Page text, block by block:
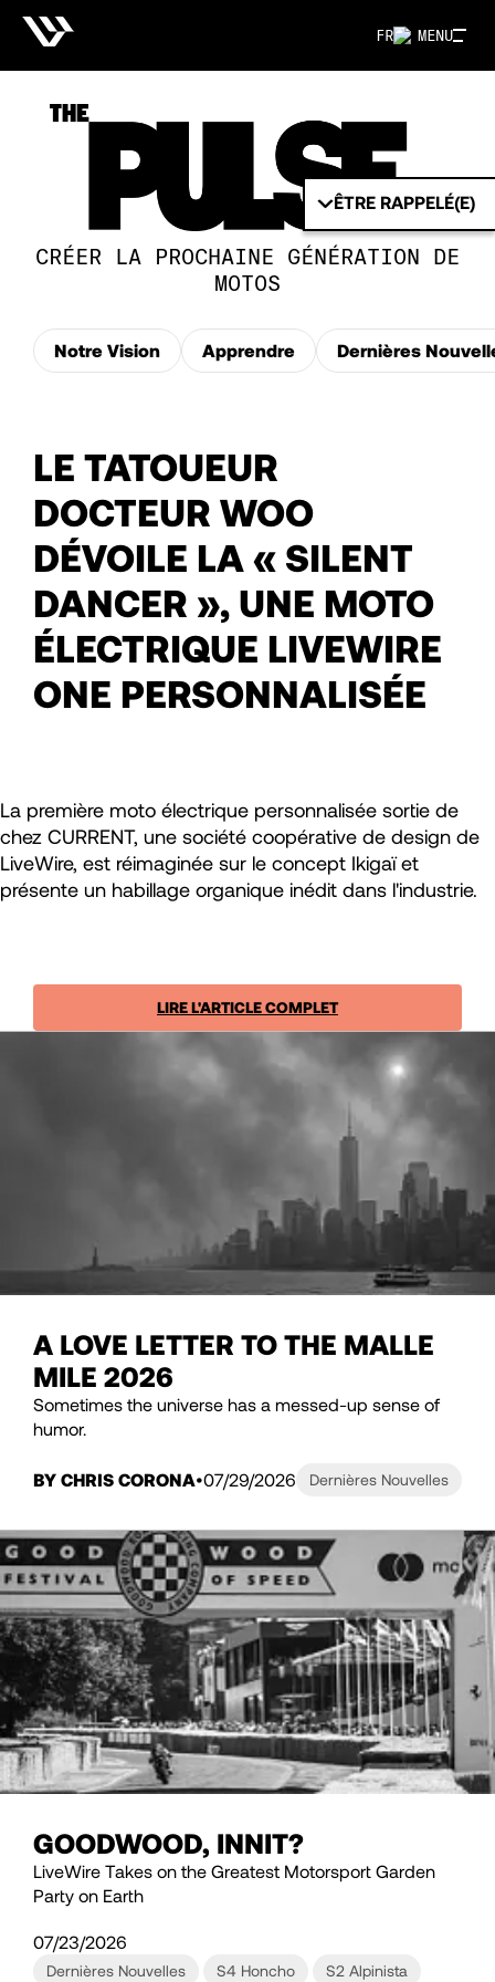
MENU
FR
ÊTRE RAPPELÉ(E)
CRÉER LA PROCHAINE GÉNÉRATION DE
MOTOS
Notre Vision Apprendre Dernières
LE TATOUEUR
DOCTEUR WOO
DÉVOILE LA « SILENT
DANCER », UNE MOTO
ÉLECTRIQUE LIVEWIRE
ONE PERSONNALISÉE
La première moto électrique personnalisée sortie de
chez CURRENT, une société coopérative de design de
LiveWire, est réimaginée sur le concept Ikigaï et
présente un habillage organique inédit dans l'industrie.
LIRE L'ARTICLE COMPLET
A LOVE LETTER TO THE MALLE
MILE 2026
Sometimes the universe has a messed-up sense of
humor.
BY CHRIS CORONA 07/29/2026 Dernières Nouvelles
GOODWOOD, INNIT?
LiveWire Takes on the Greatest Motorsport Garden
Party on Earth
07/23/2026
Dernières Nouvelles S4 Honcho S2 Alpinista